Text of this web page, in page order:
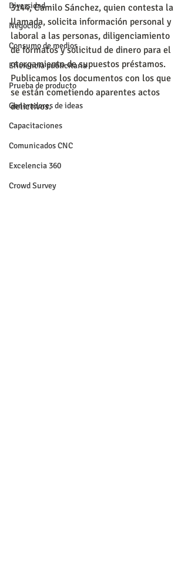
Diversidad
Negocios
Consumo de medios
Eficiencia publicitaria
Prueba de producto
Generadores de ideas
Capacitaciones
Comunicados CNC
Excelencia 360
Crowd Survey
3144, Camilo Sánchez, quien contesta la
llamada, solicita información personal y
laboral a las personas, diligenciamiento
de formatos y solicitud de dinero para el
otorgamiento de supuestos préstamos.
Publicamos los documentos con los que
se están cometiendo aparentes actos
delictivos.